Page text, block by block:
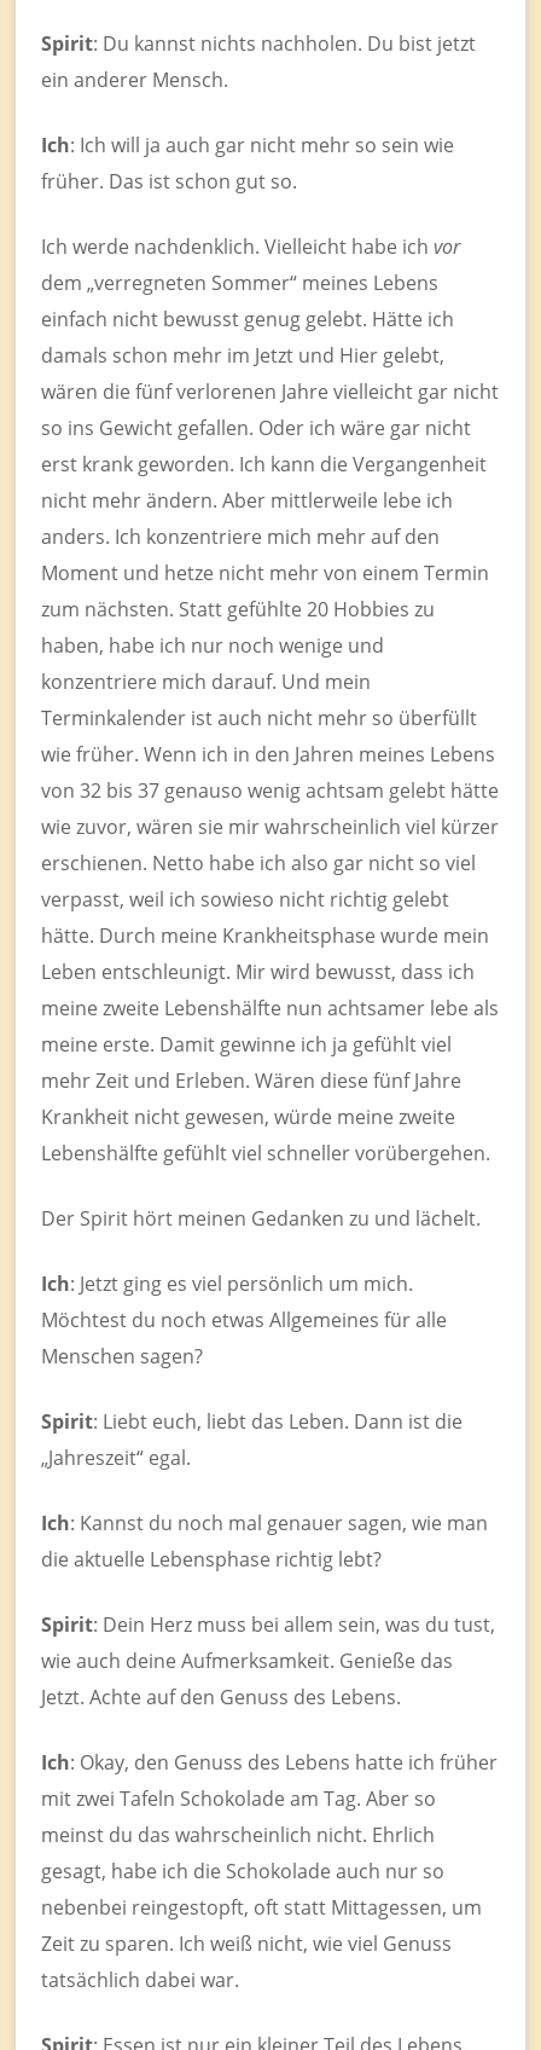
Spirit: Du kannst nichts nachholen. Du bist jetzt
ein anderer Mensch.
Ich: Ich will ja auch gar nicht mehr so sein wie
früher. Das ist schon gut so.
Ich werde nachdenklich. Vielleicht habe ichvor
dem „verregneten Sommer“ meines Lebens
einfach nicht bewusst genug gelebt. Hätte ich
damals schon mehr im Jetzt und Hier gelebt,
wären die fünf verlorenen Jahre vielleicht gar nicht
so ins Gewicht gefallen. Oder ich wäre gar nicht
erst krank geworden. Ich kann die Vergangenheit
nicht mehr ändern. Aber mittlerweile lebe ich
anders. Ich konzentriere mich mehr auf den
Moment und hetze nicht mehr von einem Termin
zum nächsten. Statt gefühlte 20 Hobbies zu
haben, habe ich nur noch wenige und
konzentriere mich darauf. Und mein
Terminkalender ist auch nicht mehr so überfüllt
wie früher. Wenn ich in den Jahren meines Lebens
von 32 bis 37 genauso wenig achtsam gelebt hätte
wie zuvor, wären sie mir wahrscheinlich viel kürzer
erschienen. Netto habe ich also gar nicht so viel
verpasst, weil ich sowieso nicht richtig gelebt
hätte. Durch meine Krankheitsphase wurde mein
Leben entschleunigt. Mir wird bewusst, dass ich
meine zweite Lebenshälfte nun achtsamer lebe als
meine erste. Damit gewinne ich ja gefühlt viel
mehr Zeit und Erleben. Wären diese fünf Jahre
Krankheit nicht gewesen, würde meine zweite
Lebenshälfte gefühlt viel schneller vorübergehen.
Der Spirit hört meinen Gedanken zu und lächelt.
Ich: Jetzt ging es viel persönlich um mich.
Möchtest du noch etwas Allgemeines für alle
Menschen sagen?
Spirit: Liebt euch, liebt das Leben. Dann ist die
„Jahreszeit“ egal.
Ich: Kannst du noch mal genauer sagen, wie man
die aktuelle Lebensphase richtig lebt?
Spirit: Dein Herz muss bei allem sein, was du tust,
wie auch deine Aufmerksamkeit. Genieße das
Jetzt. Achte auf den Genuss des Lebens.
Ich: Okay, den Genuss des Lebens hatte ich früher
mit zwei Tafeln Schokolade am Tag. Aber so
meinst du das wahrscheinlich nicht. Ehrlich
gesagt, habe ich die Schokolade auch nur so
nebenbei reingestopft, oft statt Mittagessen, um
Zeit zu sparen. Ich weiß nicht, wie viel Genuss
tatsächlich dabei war.